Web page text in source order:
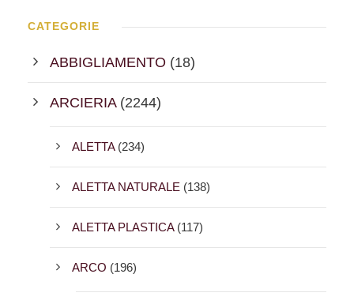
CATEGORIE
ABBIGLIAMENTO (18)
ARCIERIA (2244)
ALETTA (234)
ALETTA NATURALE (138)
ALETTA PLASTICA (117)
ARCO (196)